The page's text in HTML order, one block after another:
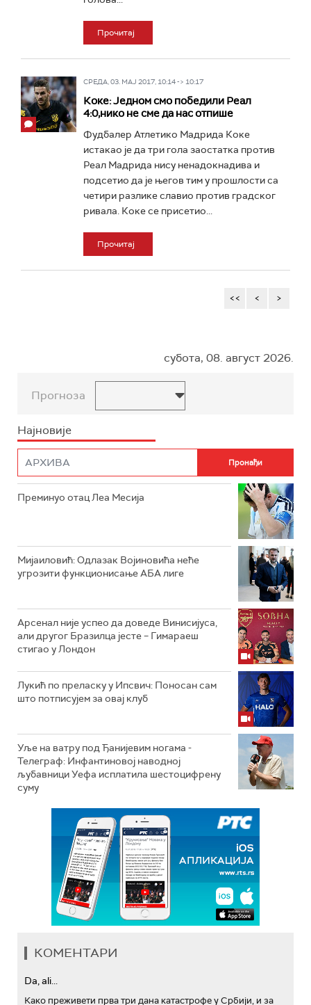
Прочитај
СРЕДА, 03. МАЈ 2017, 10:14 -> 10:17
Коке: Једном смо победили Реал
4:0,нико не сме да нас отпише
Фудбалер Атлетико Мадрида Коке
истакао је да три гола заостатка против
Реал Мадрида нису ненадокнадива и
подсетио да је његов тим у прошлости са
четири разлике славио против градског
ривала. Коке се присетио...
Прочитај
<< < >
субота, 08. август 2026.
Прогноза
Најновије
Преминуо отац Леа Месија
Мијаиловић: Одлазак Војиновића неће
угрозити функционисање АБА лиге
Арсенал није успео да доведе Винисијуса,
али другог Бразилца јесте – Гимараеш
стигао у Лондон
Лукић по преласку у Ипсвич: Поносан сам
што потписујем за овај клуб
Уље на ватру под Ђанијевим ногама -
Телеграф: Инфантиновој наводној
љубавници Уефа исплатила шестоцифрену
суму
КОМЕНТАРИ
Da, ali...
Како преживети прва три дана катастрофе у Србији, и за